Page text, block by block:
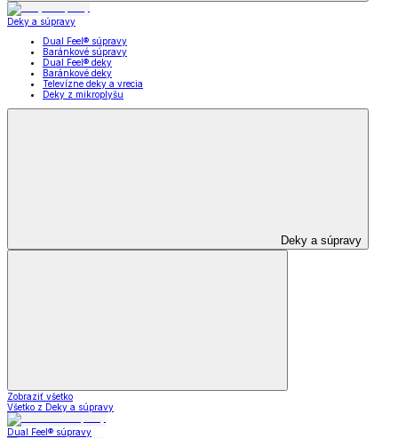
Deky a súpravy
Dual Feel® súpravy
Baránkové súpravy
Dual Feel® deky
Baránkové deky
Televízne deky a vrecia
Deky z mikroplyšu
Deky a súpravy
Zobraziť všetko
Všetko z Deky a súpravy
Dual Feel® súpravy